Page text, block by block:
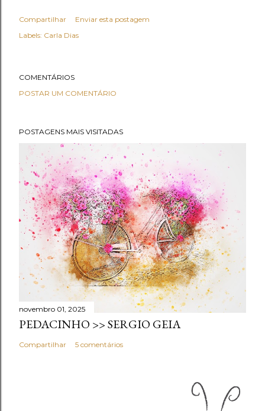
Compartilhar
Enviar esta postagem
Labels: Carla Dias
COMENTÁRIOS
POSTAR UM COMENTÁRIO
POSTAGENS MAIS VISITADAS
novembro 01, 2025
PEDACINHO >> SERGIO GEIA
Compartilhar 5 comentários